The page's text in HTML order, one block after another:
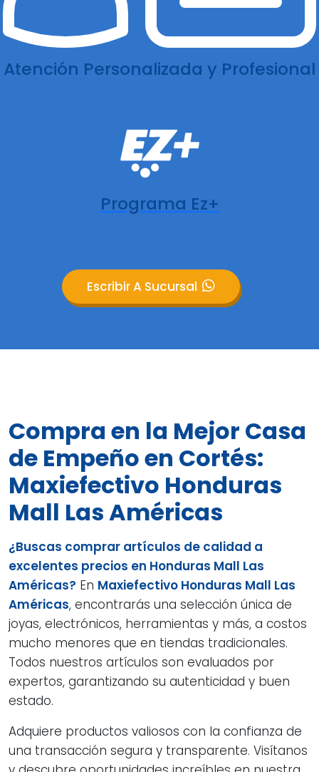
Atención Personalizada y Profesional
Programa Ez+
Escribir A Sucursal
Compra en la Mejor Casa
de Empeño en Cortés:
Maxiefectivo Honduras
Mall Las Américas
¿Buscas comprar artículos de calidad a
excelentes precios en Honduras Mall Las
Américas? En Maxiefectivo Honduras Mall Las
Américas, encontrarás una selección única de
joyas, electrónicos, herramientas y más, a costos
mucho menores que en tiendas tradicionales.
Todos nuestros artículos son evaluados por
expertos, garantizando su autenticidad y buen
estado.
Adquiere productos valiosos con la confianza de
una transacción segura y transparente. Visítanos